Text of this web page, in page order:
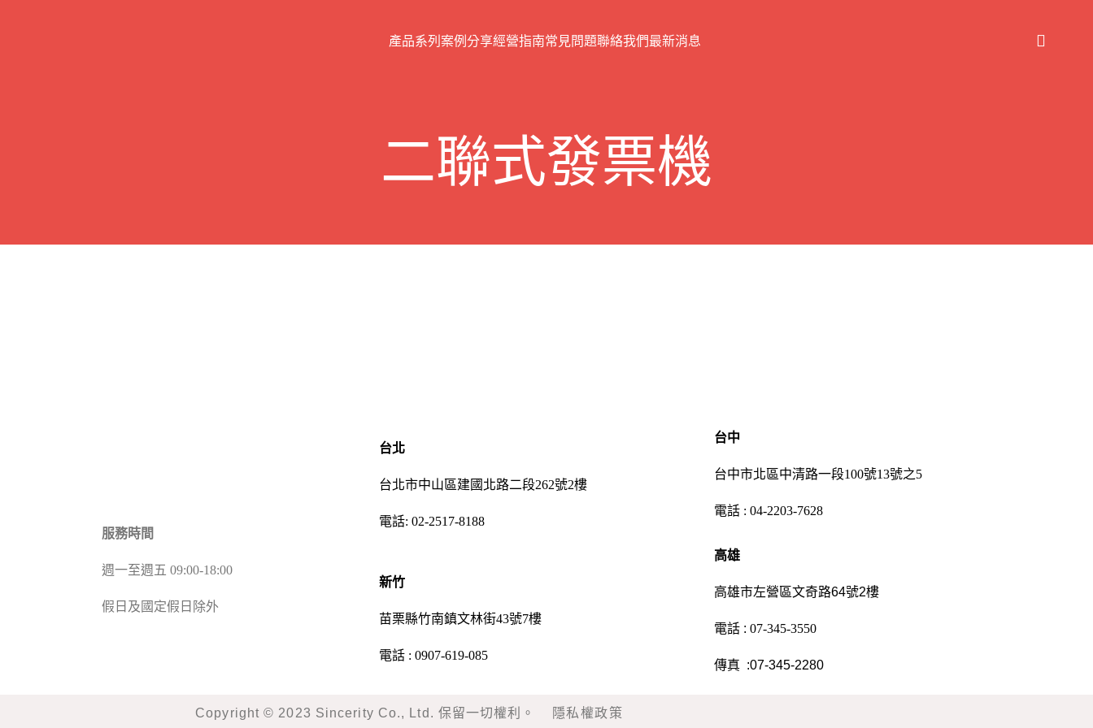
產品系列 案例分享經營指南常見問題聯絡我們最新消息
二聯式發票機
服務時間
週一至週五 09:00-18:00
假日及國定假日除外
台北
台北市中山區建國北路二段262號2樓
電話: 02-2517-8188
新竹
苗栗縣竹南鎮文林街43號7樓
電話 : 0907-619-085
台中
台中市北區中清路一段100號13號之5
電話 : 04-2203-7628
高雄
高雄市左營區文奇路64號2樓
電話 : 07-345-3550
傳真 :07-345-2280
Copyright © 2023 Sincerity Co., Ltd. 保留一切權利。 隱私權政策